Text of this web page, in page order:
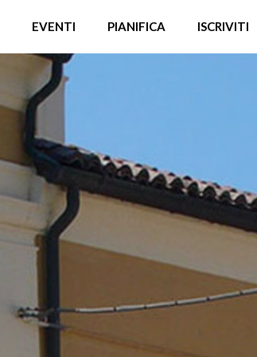
EVENTI PIANIFICA ISCRIVITI